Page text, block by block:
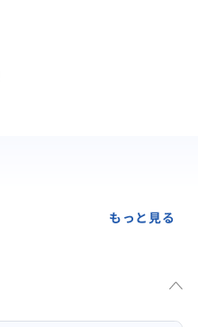
もっと見る